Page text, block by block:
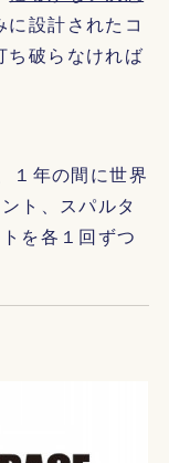
設計されたコ
ち破らなければ
１年の間に世界
ト、スパルタ
を各１回ずつ